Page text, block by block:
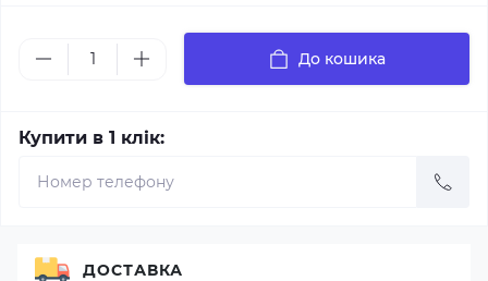
До кошика
Купити в 1 клік:
ДОСТАВКА